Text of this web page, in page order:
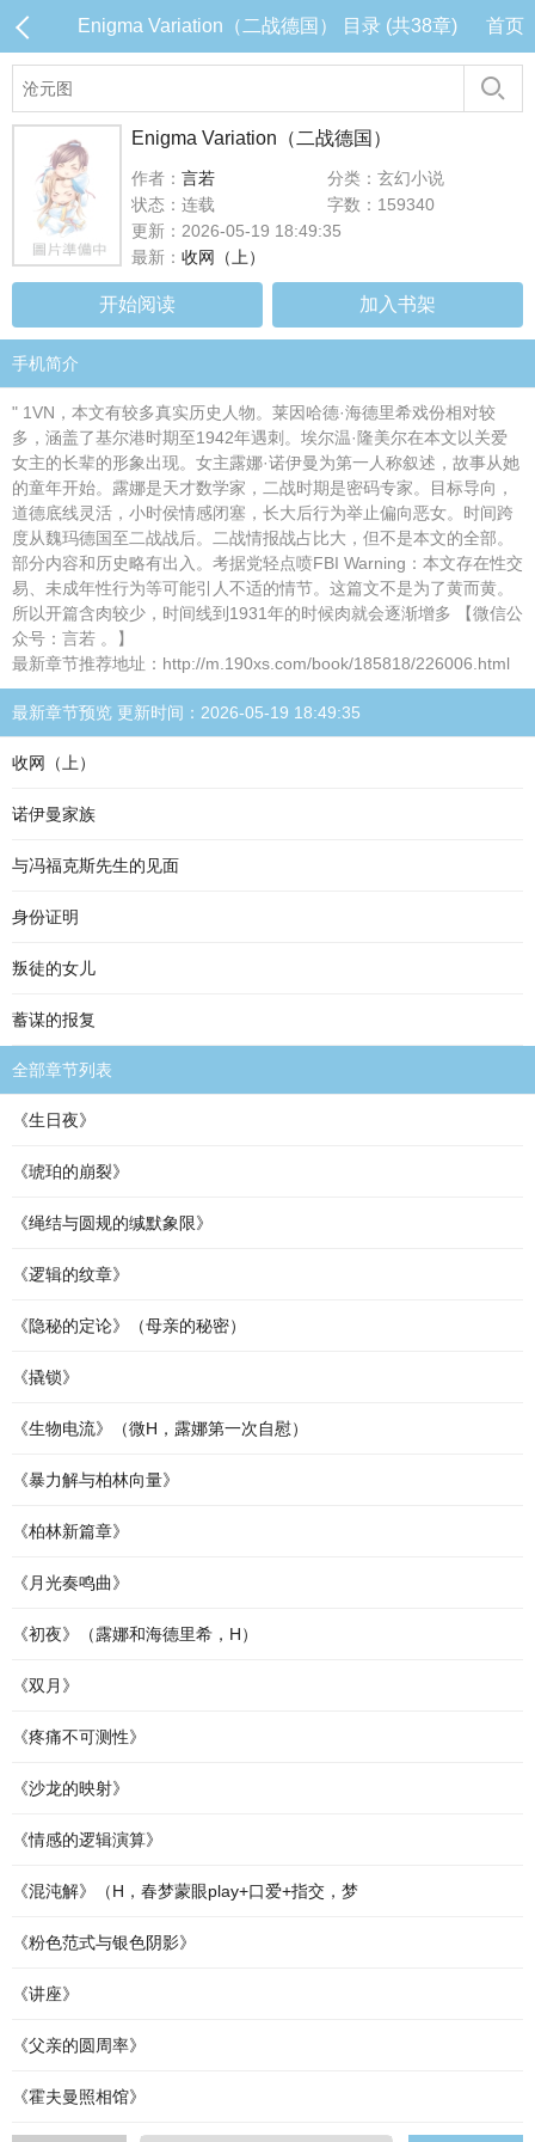
Enigma Variation（二战德国） 目录 (共38章) 首页
Enigma Variation（二战德国）
作者： 言若
分类：玄幻小说
状态：连载
字数：159340
更新：2026-05-19 18:49:35
最新： 收网（上）
开始阅读 加入书架
手机简介
" 1VN，本文有较多真实历史人物。莱因哈德·海德里希戏份相对较
多，涵盖了基尔港时期至1942年遇刺。埃尔温·隆美尔在本文以关爱
女主的长辈的形象出现。女主露娜·诺伊曼为第一人称叙述，故事从她
的童年开始。露娜是天才数学家，二战时期是密码专家。目标导向，
道德底线灵活，小时侯情感闭塞，长大后行为举止偏向恶女。时间跨
度从魏玛德国至二战战后。二战情报战占比大，但不是本文的全部。
部分内容和历史略有出入。考据党轻点喷FBI Warning：本文存在性交
易、未成年性行为等可能引人不适的情节。这篇文不是为了黄而黄。
所以开篇含肉较少，时间线到1931年的时候肉就会逐渐增多 【微信公
众号：言若 。】
最新章节推荐地址：http://m.190xs.com/book/185818/226006.html
最新章节预览 更新时间：2026-05-19 18:49:35
收网（上）
诺伊曼家族
与冯福克斯先生的见面
身份证明
叛徒的女儿
蓄谋的报复
全部章节列表
《生日夜》
《琥珀的崩裂》
《绳结与圆规的缄默象限》
《逻辑的纹章》
《隐秘的定论》（母亲的秘密）
《撬锁》
《生物电流》（微H，露娜第一次自慰）
《暴力解与柏林向量》
《柏林新篇章》
《月光奏鸣曲》
《初夜》（露娜和海德里希，H）
《双月》
《疼痛不可测性》
《沙龙的映射》
《情感的逻辑演算》
《混沌解》（H，春梦蒙眼play+口爱+指交，梦
《粉色范式与银色阴影》
《讲座》
《父亲的圆周率》
《霍夫曼照相馆》